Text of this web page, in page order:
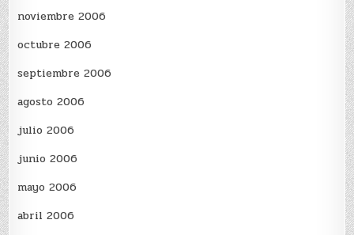
noviembre 2006
octubre 2006
septiembre 2006
agosto 2006
julio 2006
junio 2006
mayo 2006
abril 2006